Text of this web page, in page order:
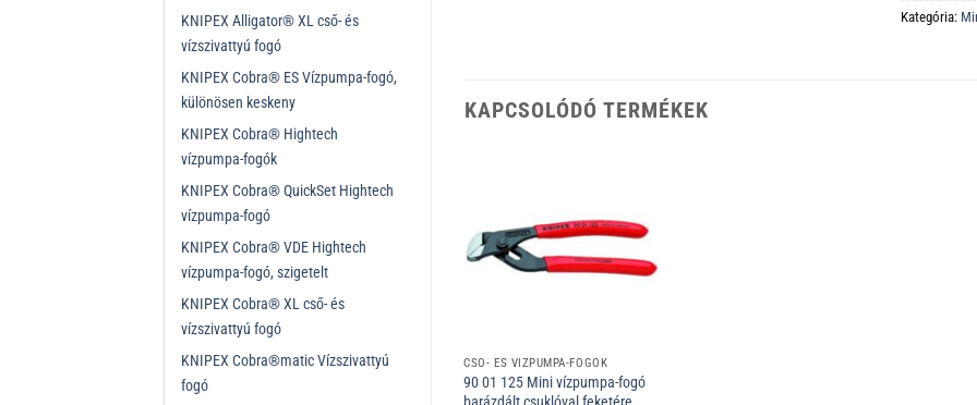
KNIPEX Alligator® XL cső- és
vízszivattyú fogó
KNIPEX Cobra® ES Vízpumpa-fogó,
különösen keskeny
KNIPEX Cobra® Hightech
vízpumpa-fogók
KNIPEX Cobra® QuickSet Hightech
vízpumpa-fogó
KNIPEX Cobra® VDE Hightech
vízpumpa-fogó, szigetelt
KNIPEX Cobra® XL cső- és
vízszivattyú fogó
KNIPEX Cobra®matic Vízszivattyú
fogó
Kategória:
KAPCSOLÓDÓ TERMÉKEK
CSŐ- ÉS VÍZPUMPA-FOGÓK
90 01 125 Mini vízpumpa-fogó